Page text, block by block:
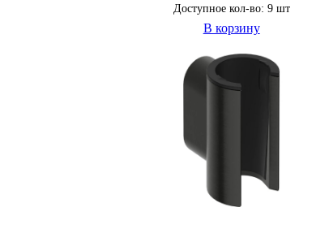
Доступное кол-во: 9 шт
В корзину